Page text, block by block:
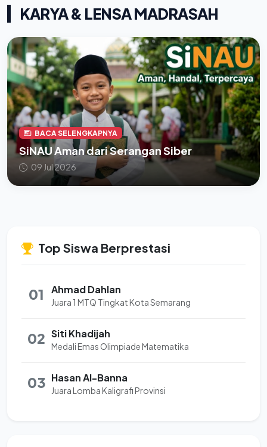
KARYA & LENSA MADRASAH
BACA SELENGKAPNYA
SiNAU Aman dari Serangan Siber
09 Jul 2026
Top Siswa Berprestasi
01 Ahmad Dahlan
Juara 1 MTQ Tingkat Kota Semarang
02 Siti Khadijah
Medali Emas Olimpiade Matematika
03 Hasan Al-Banna
Juara Lomba Kaligrafi Provinsi